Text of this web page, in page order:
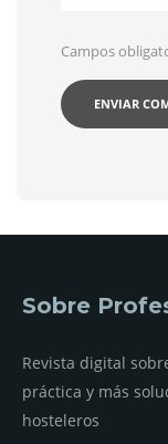
Campos
Sobre
Revista digital
práctica y más
hosteleros